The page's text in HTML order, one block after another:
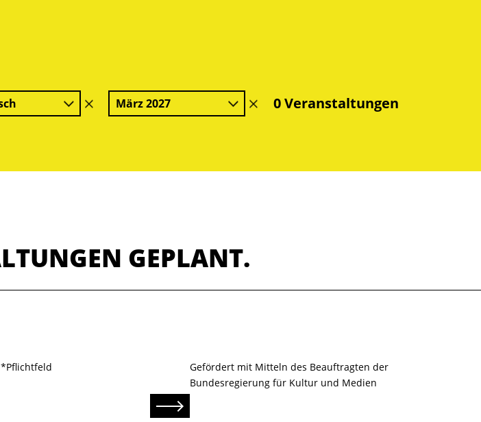
Filter
löschen
März 2027
Filter0 Veranstaltungen
GEPLANT.
Senden
Gefördert mit Mitteln des Beauftragten der
Bundesregierung für Kultur und Medien